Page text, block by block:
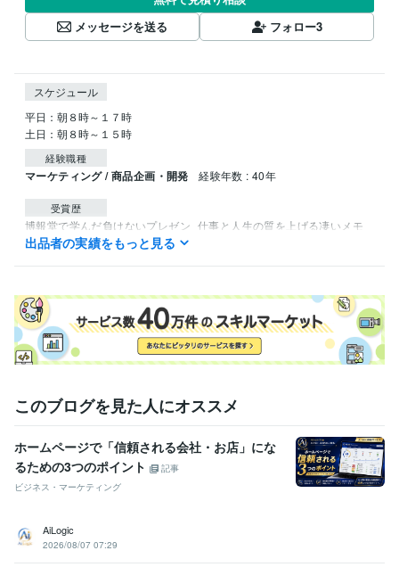
メッセージを送る
フォロー3
スケジュール
平日：朝８時～１７時
土日：朝８時～１５時
経験職種
マーケティング / 商品企画・開発 経験年数 : 40年
受賞歴
博報堂で学んだ負けないプレゼン 仕事と人生の質を上げる凄いメモ
術 スマホメモ トッププレゼンターが教える企画書とプレゼン実践講
得意分野
ビジネス代行・事務代行 企画、企画書、プレゼン指導
マーケティン
グ、事業開発、ブランディング
経営、ビジネス、企画
出品者の実績をもっと見る
このブログを見た人にオススメ
ホームページで「信頼される会社・お店」にな
るための3つのポイント
記事
ビジネス・マーケティング
AiLogic
2026/08/07 07:29